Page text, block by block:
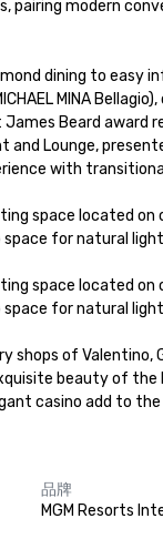
modern
dining to easy
MINA
Beard
Lounge,
with
space located
for natural
space located
for natural
shops of
beauty of the
casino add to
品牌
MGM Resorts